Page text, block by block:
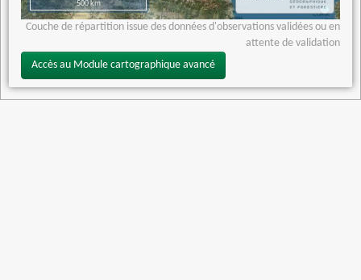
500 km
Couche de répartition issue des données d'observations validées ou en
attente de validation
Accès au Module cartographique avancé